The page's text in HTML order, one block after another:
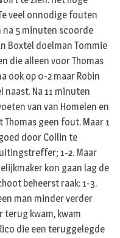
veel onnodige fouten
na 5 minuten scoorde
Boxtel doelman Tommie
die alleen voor Thomas
ook op 0-2 maar Robin
Na 11 minuten
van van Homelen en
geen fout. Maar 1
door Collin te
1-2. Maar
kon gaan lag de
beheerst raak: 1-3.
man minder verder
terug kwam, kwam
die een teruggelegde